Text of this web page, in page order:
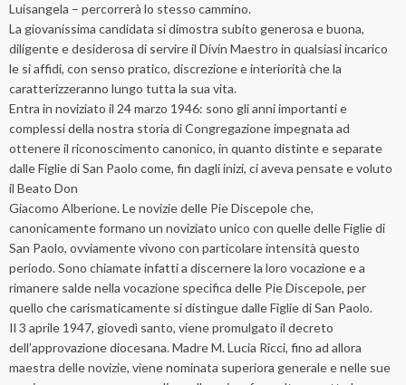
Luisangela – percorrerà lo stesso cammino.
La giovanissima candidata si dimostra subito generosa e buona,
diligente e desiderosa di servire il Divin Maestro in qualsiasi incarico
le si affidi, con senso pratico, discrezione e interiorità che la
caratterizzeranno lungo tutta la sua vita.
Entra in noviziato il 24 marzo 1946: sono gli anni importanti e
complessi della nostra storia di Congregazione impegnata ad
ottenere il riconoscimento canonico, in quanto distinte e separate
dalle Figlie di San Paolo come, fin dagli inizi, ci aveva pensate e voluto
il Beato Don
Giacomo Alberione. Le novizie delle Pie Discepole che,
canonicamente formano un noviziato unico con quelle delle Figlie di
San Paolo, ovviamente vivono con particolare intensità questo
periodo. Sono chiamate infatti a discernere la loro vocazione e a
rimanere salde nella vocazione specifica delle Pie Discepole, per
quello che carismaticamente si distingue dalle Figlie di San Paolo.
Il 3 aprile 1947, giovedì santo, viene promulgato il decreto
dell’approvazione diocesana. Madre M. Lucia Ricci, fino ad allora
maestra delle novizie, viene nominata superiora generale e nelle sue